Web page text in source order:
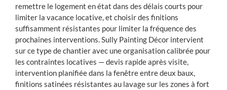
remettre le logement en état dans des délais courts pour
limiter la vacance locative, et choisir des finitions
suffisamment résistantes pour limiter la fréquence des
prochaines interventions. Sully Painting Décor intervient
sur ce type de chantier avec une organisation calibrée pour
les contraintes locatives — devis rapide après visite,
intervention planifiée dans la fenêtre entre deux baux,
finitions satinées résistantes au lavage sur les zones à fort